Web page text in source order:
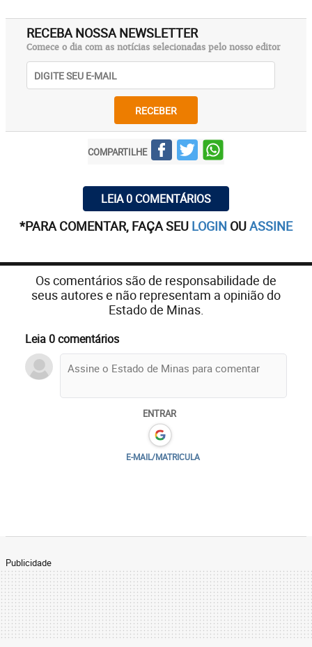
RECEBA NOSSA NEWSLETTER
Comece o dia com as notícias selecionadas pelo nosso editor
RECEBER
COMPARTILHE
LEIA 0 COMENTÁRIOS
*PARA COMENTAR, FAÇA SEU LOGIN OUASSINE
Os comentários são de responsabilidade de
seus autores e não representam a opinião do
Estado de Minas.
Leia 0 comentários
ENTRAR
E-MAIL/MATRICULA
Publicidade